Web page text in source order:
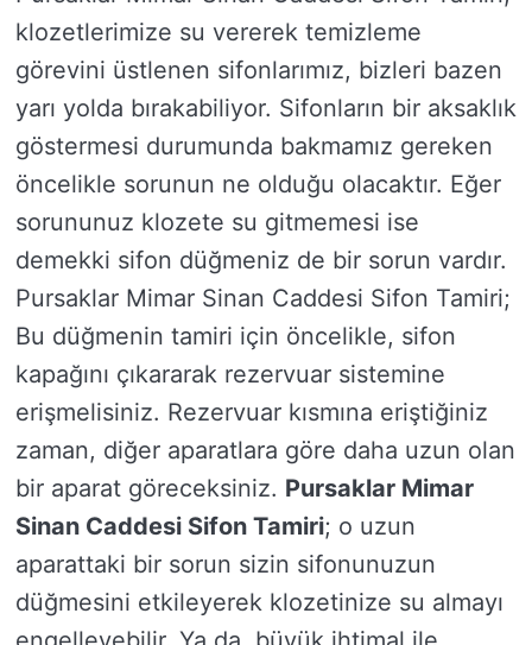
klozetlerimize su vererek temizleme
görevini üstlenen sifonlarımız, bizleri bazen
yarı yolda bırakabiliyor. Sifonların bir aksaklık
göstermesi durumunda bakmamız gereken
öncelikle sorunun ne olduğu olacaktır. Eğer
sorununuz klozete su gitmemesi ise
demekki sifon düğmeniz de bir sorun vardır.
Pursaklar Mimar Sinan Caddesi Sifon Tamiri;
Bu düğmenin tamiri için öncelikle, sifon
kapağını çıkararak rezervuar sistemine
erişmelisiniz. Rezervuar kısmına eriştiğiniz
zaman, diğer aparatlara göre daha uzun olan
bir aparat göreceksiniz. Pursaklar Mimar
Sinan Caddesi Sifon Tamiri; o uzun
aparattaki bir sorun sizin sifonunuzun
düğmesini etkileyerek klozetinize su almayı